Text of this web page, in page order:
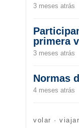
3 meses atrás
primera
3 meses atrás
Normas
4 meses atrás
volar ·